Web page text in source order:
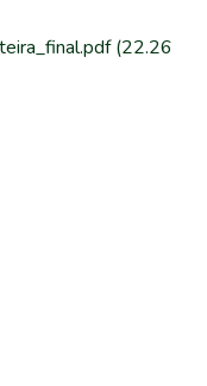
(22.26